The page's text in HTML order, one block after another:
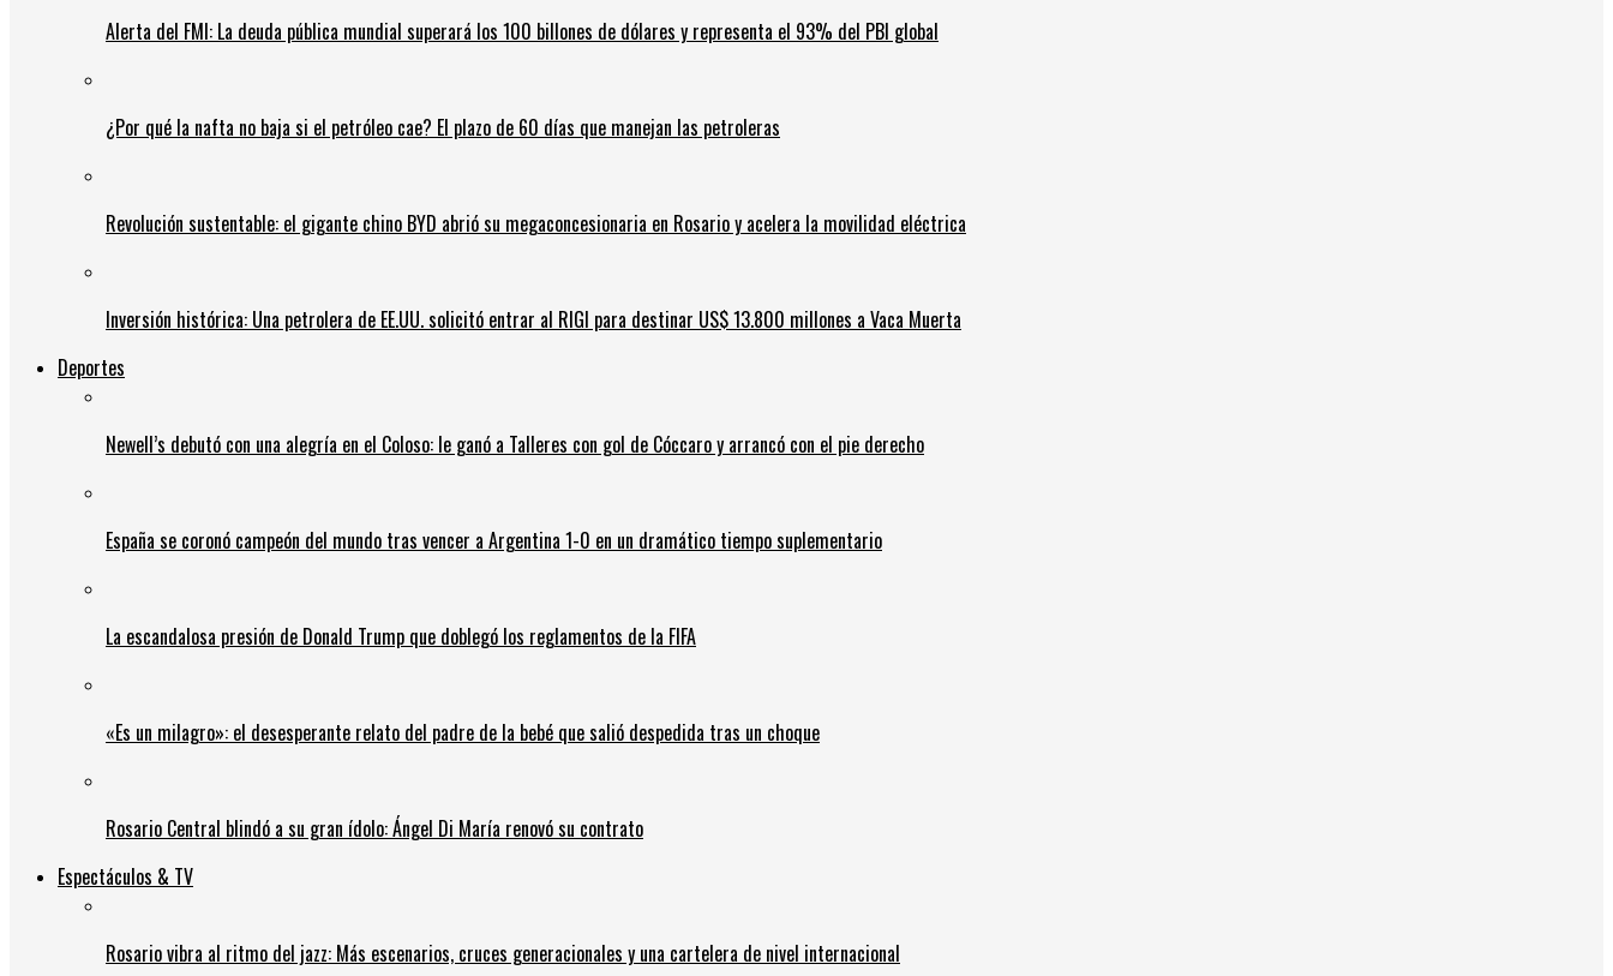
Alerta del FMI: La deuda pública mundial superará los 100 billones de dólares y representa el 93% del PBI global
¿Por qué la nafta no baja si el petróleo cae? El plazo de 60 días que manejan las petroleras
Revolución sustentable: el gigante chino BYD abrió su megaconcesionaria en Rosario y acelera la movilidad eléctrica
Inversión histórica: Una petrolera de EE.UU. solicitó entrar al RIGI para destinar US$ 13.800 millones a Vaca Muerta
Deportes
Newell’s debutó con una alegría en el Coloso: le ganó a Talleres con gol de Cóccaro y arrancó con el pie derecho
España se coronó campeón del mundo tras vencer a Argentina 1-0 en un dramático tiempo suplementario
La escandalosa presión de Donald Trump que doblegó los reglamentos de la FIFA
«Es un milagro»: el desesperante relato del padre de la bebé que salió despedida tras un choque
Rosario Central blindó a su gran ídolo: Ángel Di María renovó su contrato
Espectáculos & TV
Rosario vibra al ritmo del jazz: Más escenarios, cruces generacionales y una cartelera de nivel internacional